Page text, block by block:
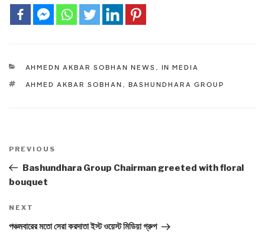
CATEGORIES
AHMEDN AKBAR SOBHAN NEWS IN MEDIA
TAGS
AHMED AKBAR SOBHAN BASHUNDHARA GROUP
Previous
Post
PREVIOUS
Bashundhara Group Chairman greeted with floral
bouquet
Next
Post
NEXT
পঞ্চমবারের মতো সেরা করদাতা ইস্ট ওয়েস্ট মিডিয়া গ্রুপ